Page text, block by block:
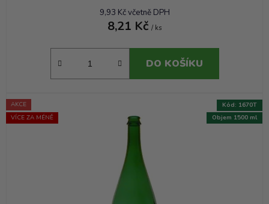
9,93 Kč včetně DPH
8,21 Kč / ks
DO KOŠÍKU
AKCE
VÍCE ZA MÉNĚ
Objem 1500 ml
Kód: 1670T